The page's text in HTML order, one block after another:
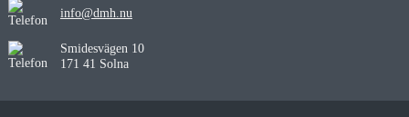
info@dmh.nu
Smidesvägen 10
171 41 Solna